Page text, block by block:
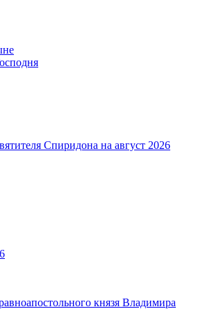
Спиридона на август 2026
князя Владимира